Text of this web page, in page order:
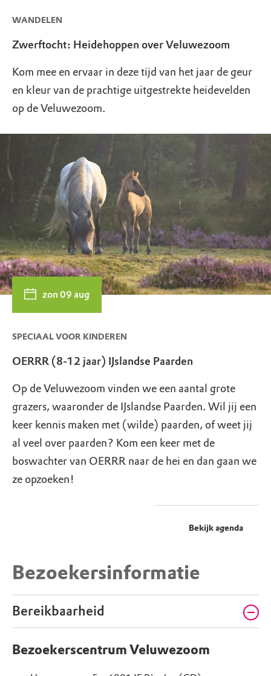
WANDELEN
Zwerftocht: Heidehoppen over Veluwezoom
Kom mee en ervaar in deze tijd van het jaar de geur
en kleur van de prachtige uitgestrekte heidevelden
op de Veluwezoom.
zon 09 aug
SPECIAAL VOOR KINDEREN
OERRR (8-12 jaar) IJslandse Paarden
Op de Veluwezoom vinden we een aantal grote
grazers, waaronder de IJslandse Paarden. Wil jij een
keer kennis maken met (wilde) paarden, of weet jij
al veel over paarden? Kom een keer met de
boswachter van OERRR naar de hei en dan gaan we
ze opzoeken!
Bekijk agenda
Bezoekersinformatie
Bereikbaarheid
Bezoekerscentrum Veluwezoom